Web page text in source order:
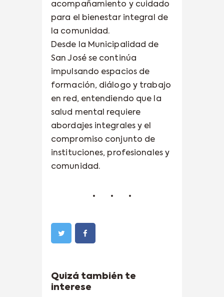
acompañamiento y cuidado
para el bienestar integral de
la comunidad.
Desde la Municipalidad de
San José se continúa
impulsando espacios de
formación, diálogo y trabajo
en red, entendiendo que la
salud mental requiere
abordajes integrales y el
compromiso conjunto de
instituciones, profesionales y
comunidad.
Quizá también te
interese